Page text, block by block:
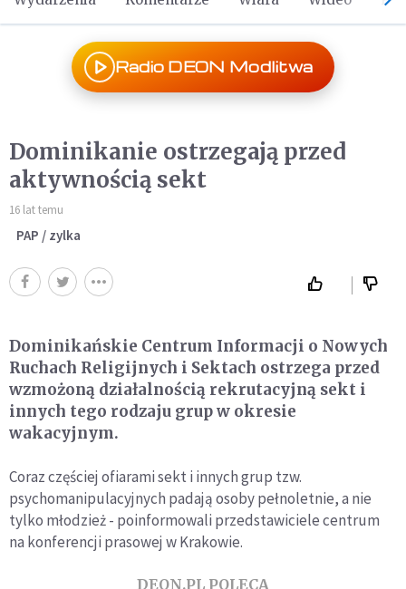
Radio DEON Modlitwa
Dominikanie ostrzegają przed
aktywnością sekt
16 lat temu
PAP / zylka
Dominikańskie Centrum Informacji o Nowych
Ruchach Religijnych i Sektach ostrzega przed
wzmożoną działalnością rekrutacyjną sekt i
innych tego rodzaju grup w okresie
wakacyjnym.
Coraz częściej ofiarami sekt i innych grup tzw.
psychomanipulacyjnych padają osoby pełnoletnie, a nie
tylko młodzież - poinformowali przedstawiciele centrum
na konferencji prasowej w Krakowie.
DEON.PL POLECA